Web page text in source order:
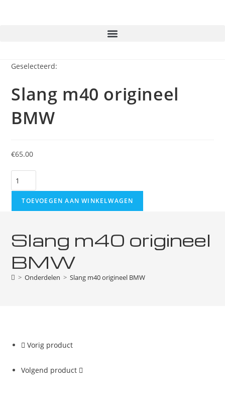
Geselecteerd:
Slang m40 origineel
BMW
€65.00
TOEVOEGEN AAN WINKELWAGEN
Slang m40 origineel
BMW
> Onderdelen > Slang m40 origineel BMW
Vorig product
Volgend product